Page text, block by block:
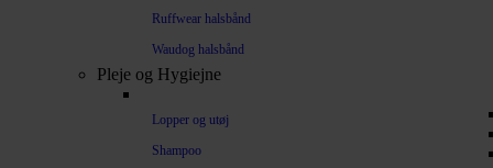
Ruffwear halsbånd
Waudog halsbånd
Pleje og Hygiejne
Lopper og utøj
Shampoo